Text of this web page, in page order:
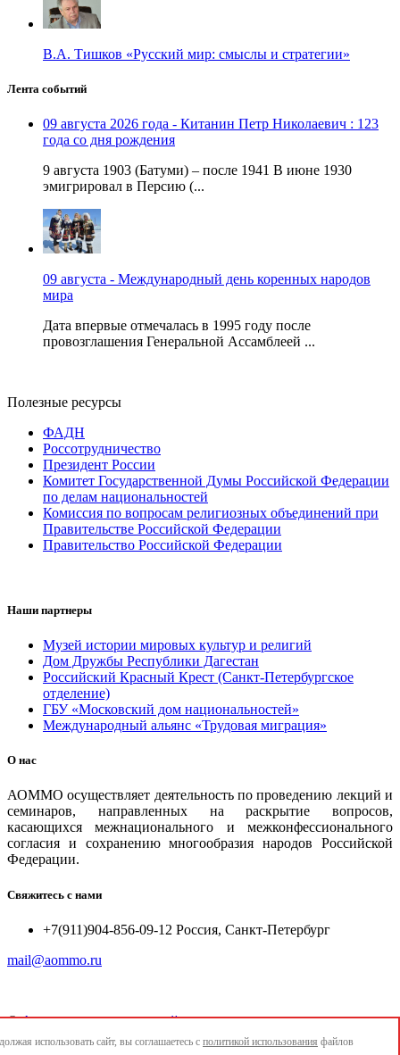
В.А. Тишков «Русский мир: смыслы и стратегии»
Лента событий
09 августа 2026 года - Китанин Петр Николаевич : 123
года со дня рождения
9 августа 1903 (Батуми) – после 1941 В июне 1930
эмигрировал в Персию (...
09 августа - Международный день коренных народов
мира
Дата впервые отмечалась в 1995 году после
провозглашения Генеральной Ассамблеей ...
Полезные ресурсы
ФАДН
Россотрудничество
Президент России
Комитет Государственной Думы Российской Федерации
по делам национальностей
Комиссия по вопросам религиозных объединений при
Правительстве Российской Федерации
Правительство Российской Федерации
Наши партнеры
Музей истории мировых культур и религий
Дом Дружбы Республики Дагестан
Российский Красный Крест (Санкт-Петербургское
отделение)
ГБУ «Московский дом национальностей»
Международный альянс «Трудовая миграция»
О нас
АОММО осуществляет деятельность по проведению лекций и
семинаров, направленных на раскрытие вопросов,
касающихся межнационального и межконфессионального
согласия и сохранению многообразия народов Российской
Федерации.
Свяжитесь с нами
+7(911)904-856-09-12 Россия, Санкт-Петербург
mail@aommo.ru
© Ассоциация организаций по реализации национальных
проектов и достижению национальных целей развития
использовать сайт, вы соглашаетесь с политикой использования файлов